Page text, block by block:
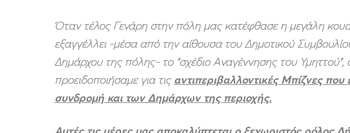
Όταν τέλος Γενάρη στην πόλη μας κατέφθασε η μεγάλη
εξαγγέλλει -μέσα από την αίθουσα του Δημοτικού
Δημάρχου της πόλης- το “σχέδιο Αναγέννησης του
προειδοποιήσαμε για τις αντιπεριβαλλοντικές Μπίζνες που
συνδρομή και των Δημάρχων της περιοχής.